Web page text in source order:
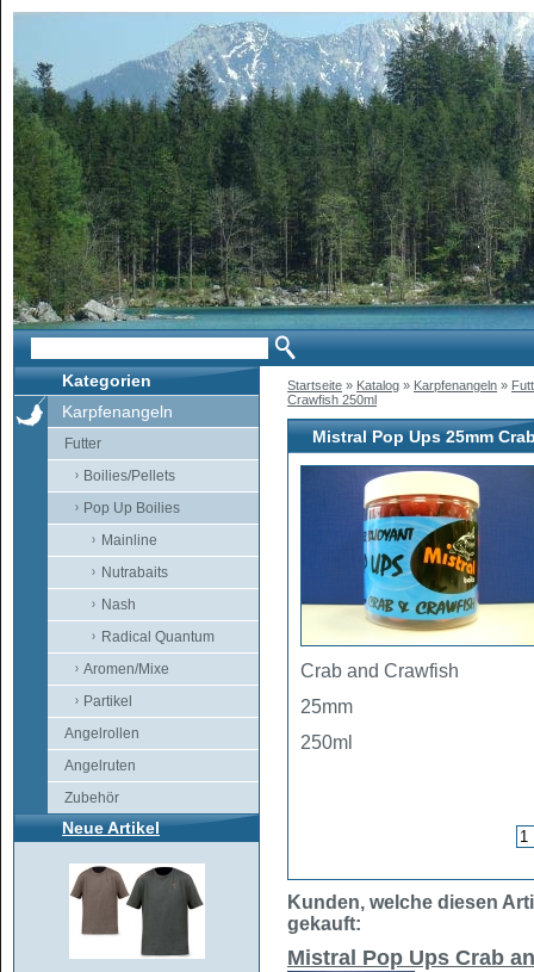
Kategorien
Karpfenangeln
Futter
Boilies/Pellets
Pop Up Boilies
Mainline
Nutrabaits
Nash
Radical Quantum
Aromen/Mixe
Partikel
Angelrollen
Angelruten
Zubehör
Neue Artikel
Startseite » Katalog » Karpfenangeln »
Crawfish 250ml
Mistral Pop Ups 25mm
Crab and Crawfish
25mm
250ml
Kunden, welche diesen
gekauft:
Mistral Pop Ups Crab